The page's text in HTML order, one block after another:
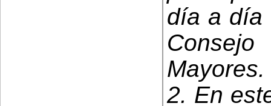
día a día
Mayores.
2. En